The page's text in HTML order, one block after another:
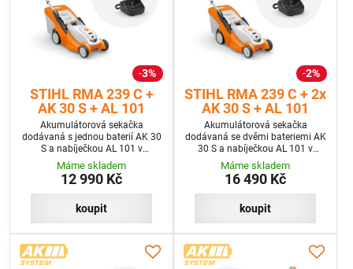
3%
STIHL RMA 239 C +
AK 30 S + AL 101
Akumulátorová sekačka
dodávaná s jednou baterií AK 30
S a nabíječkou AL 101 v
programu SET
Máme skladem
12 990 Kč
koupit
2%
STIHL RMA 239 C + 2x
AK 30 S + AL 101
Akumulátorová sekačka
dodávaná se dvěmi bateriemi AK
30 S a nabíječkou AL 101 v
programu SET+
Máme skladem
16 490 Kč
koupit